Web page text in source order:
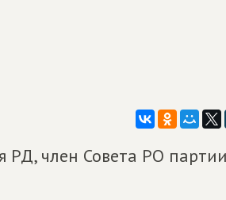
член Совета РО партии